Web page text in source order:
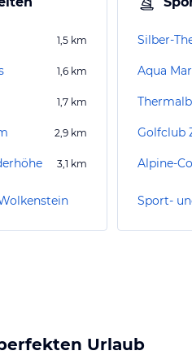
1,5 km
1,6 km
1,7 km
2,9 km
3,1 km
Silber-
Aqua
Golfclub
Urlaub